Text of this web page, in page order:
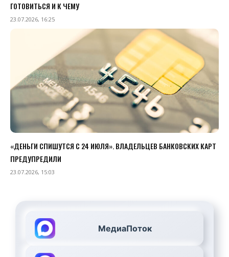
ГОТОВИТЬСЯ И К ЧЕМУ
23.07.2026, 16:25
«ДЕНЬГИ СПИШУТСЯ С 24 ИЮЛЯ». ВЛАДЕЛЬЦЕВ БАНКОВСКИХ КАРТ
ПРЕДУПРЕДИЛИ
23.07.2026, 15:03
МедиаПоток